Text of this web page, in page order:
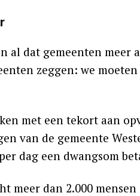
al dat gemeenten
zeggen: we
met een tekort aan
van de gemeente
dag een dwangsom
meer dan 2.000